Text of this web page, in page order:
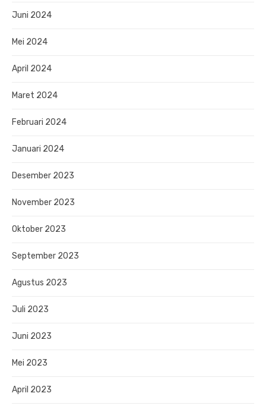
Juni 2024
Mei 2024
April 2024
Maret 2024
Februari 2024
Januari 2024
Desember 2023
November 2023
Oktober 2023
September 2023
Agustus 2023
Juli 2023
Juni 2023
Mei 2023
April 2023